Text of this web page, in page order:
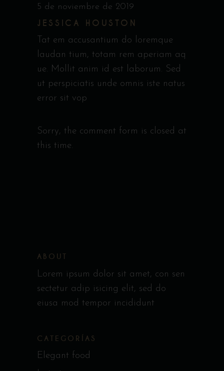
5 de noviembre de 2019
JESSICA HOUSTON
Tat em accusantium do loremque
laudan tium, totam rem aperiam aq
ue. Mollit anim id est laborum. Sed
ut perspiciatis unde omnis iste natus
error sit vop
Sorry, the comment form is closed at
this time.
ABOUT
Lorem ipsum dolor sit amet, con sen
sectetur adip isicing elit, sed do
eiusa mod tempor incididunt
CATEGORÍAS
Elegant food